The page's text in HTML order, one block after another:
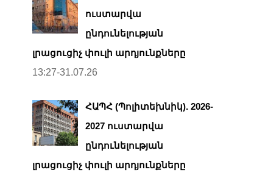
ուստարվա
ընդունելության
լրացուցիչ փուլի արդյունքները
13:27-31.07.26
ՀԱՊՀ (Պոլիտեխնիկ). 2026-
2027 ուստարվա
ընդունելության
լրացուցիչ փուլի արդյունքները